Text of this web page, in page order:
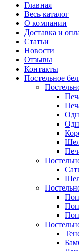
Главная
Весь каталог
О компании
Доставка и
Статьи
Новости
Отзывы
Контакты
Постельное